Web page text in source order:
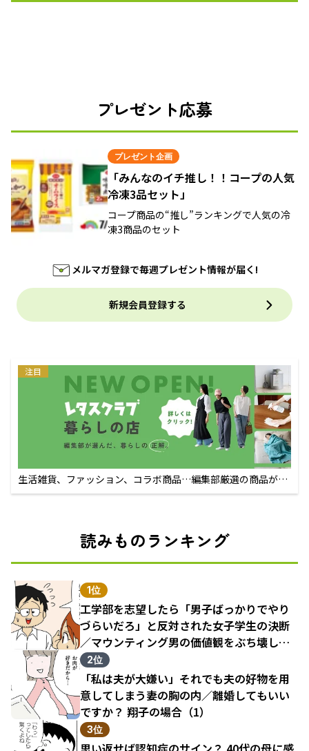
プレゼント応募
プレゼント企画
「みんなのイチ推し！！コープの人気
冷凍3品セット」
コープ商品の“推し”ランキングで人気の冷
凍3商品のセット
メルマガ登録で毎週プレゼント情報が届く!
新規会員登録する
注目
生活雑貨、ファッション、コラボ商品…編集部厳選の商品が買
えるECサイト
読みものランキング
1位
工学部を志望したら「男子ばっかりでやり
づらいだろ」と反対された女子学生の決断
／マウンティング男の価値観をぶち壊した
結果（1）
2位
「私は夫が大嫌い」それでも夫の好物を用
意してしまう妻の胸の内／離婚してもいい
ですか？ 翔子の場合（1）
3位